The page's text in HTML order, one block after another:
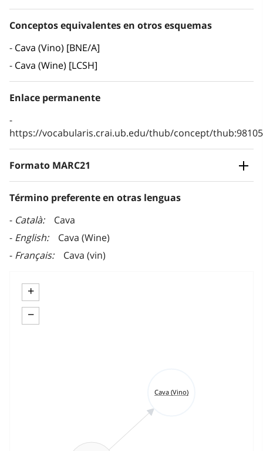
Conceptos equivalentes en otros esquemas
Cava (Vino) [BNE/A]
Cava (Wine) [LCSH]
Enlace permanente
https://vocabularis.crai.ub.edu/thub/concept/
Formato MARC21
Término preferente en otras lenguas
Català
Cava
English
Cava (Wine)
Français
Cava (vin)
+
−
Cava (Vino)